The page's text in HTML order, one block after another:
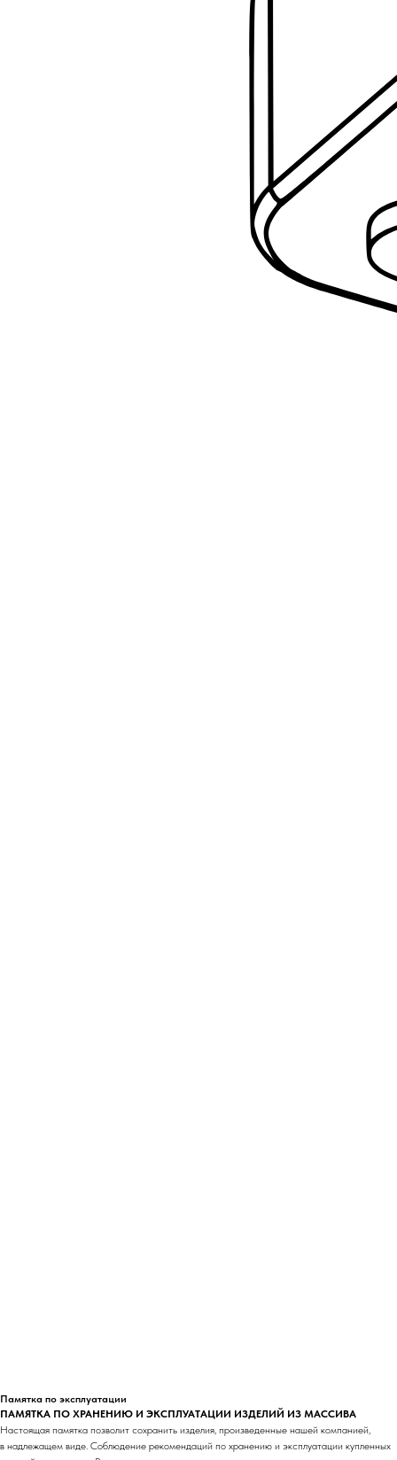
Памятка по эксплуатации
ПАМЯТКА ПО ХРАНЕНИЮ И ЭКСПЛУАТАЦИИ ИЗДЕЛИЙ ИЗ МАССИВА
Настоящая памятка позволит сохранить изделия, произведенные нашей компанией,
в надлежащем виде. Соблюдение рекомендаций по хранению и эксплуатации купленных